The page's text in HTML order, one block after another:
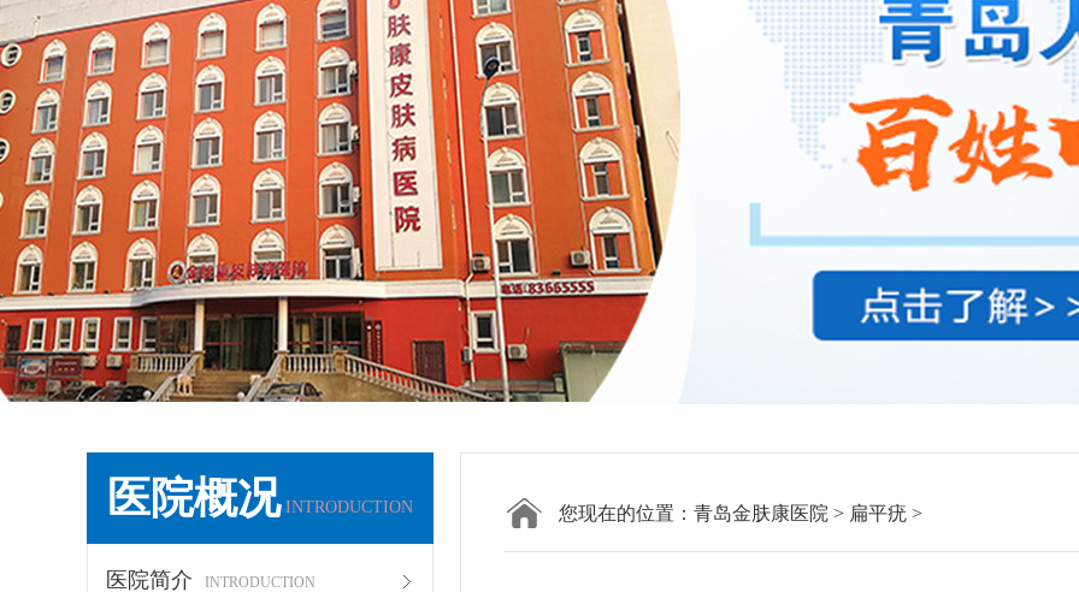
医院概况 INTRODUCTION
医院简介 INTRODUCTION
您现在的位置： 青岛金肤康医院 > 扁平疣 >